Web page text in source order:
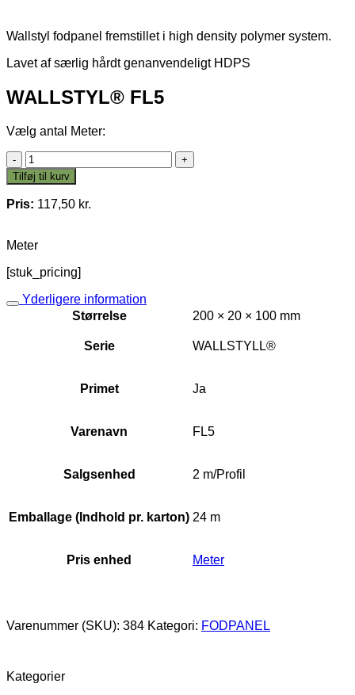
Wallstyl fodpanel fremstillet i high density polymer system.
Lavet af særlig hårdt genanvendeligt HDPS
WALLSTYL® FL5
Vælg antal Meter:
WALLSTYL®
FL5
antal
Tilføj til kurv
Pris: 117,50 kr.
Meter
[stuk_pricing]
Yderligere information
Størrelse
200 × 20 × 100 mm
Serie WALLSTYLL®
Primet Ja
Varenavn FL5
Salgsenhed 2 m/Profil
Emballage (Indhold pr. karton) 24 m
Pris enhed Meter
Varenummer (SKU): 384 Kategori: FODPANEL
Kategorier